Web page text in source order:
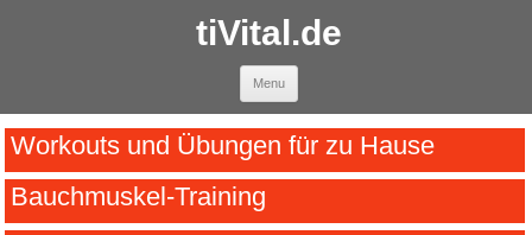
tiVital.de
Menu
Workouts und Übungen für zu Hause
Bauchmuskel-Training